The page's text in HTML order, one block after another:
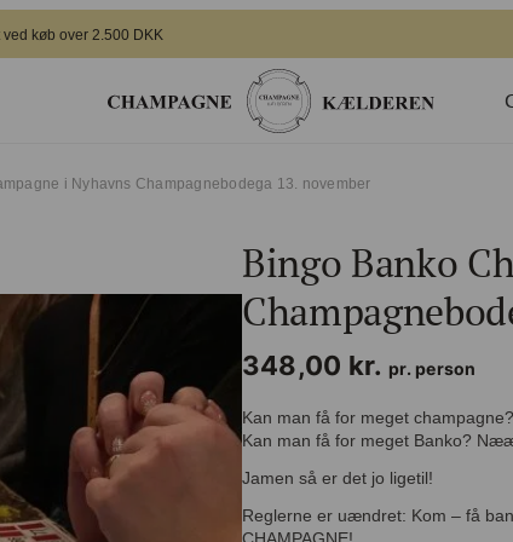
fragt ved køb over 2.500 DKK
Gavekort
Champagnesmagning for 2
Bingo Banko Champagne
Valgfrit beløb til bar/butik
nye generation Økologisk
i Nyhavns Champagnebodega 13. november
Bingo Banko
348,00 kr. pr. person
Kan man få for meget
Kan man få for meget Banko?
Jamen så er det jo ligetil!
Reglerne er uændret: Kom – få
CHAMPAGNE!